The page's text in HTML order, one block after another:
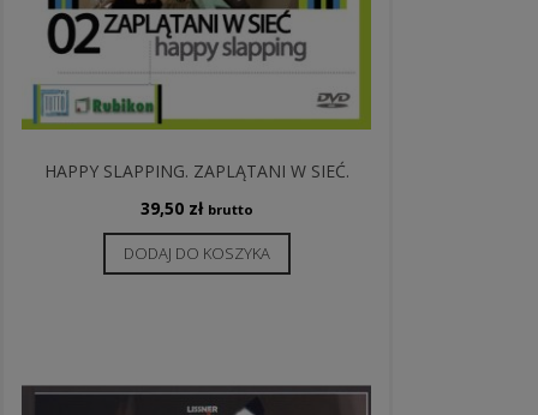
HAPPY SLAPPING. ZAPLĄTANI W SIEĆ.
39,50 zł brutto
DODAJ DO KOSZYKA